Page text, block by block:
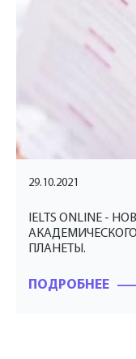
29.10.2021
IELTS ONLINE -
ПЛАНЕТЫ.
ПОДРОБНЕЕ